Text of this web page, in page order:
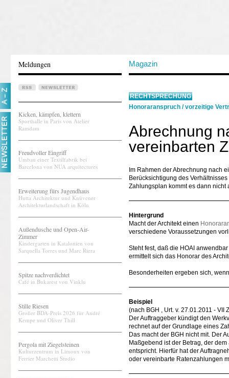
Meldungen Magazin
Kicken, kämpfen, klettern
Sporthalle in Paris von Atelier
Ramdam
Freudvoller Eingriff
Umbau einer Textilfabrik bei
Barcelona von NUA arquitectures
Erweiterung fürs Jugendhaus
Hutta Architektur und Knüvener
Architekturlandschaft in Köln
Außendusche und Open-Air-
Zimmer
Kindergarten in Katalonien von
Sarquella Torres und Marc Riera
Spitze nachverdichtet
Café in Bukarest von Vinklu
Stille Riesen
Großer BDA-Preis 2026 für André
Kempe und Oliver Thill
Pergola mit Ziegelsteinen
Kulturzentrum in Limoux von
Ferrier Marchetti Studio
RECHTSPRECHUNG
Honoraranspruch /vorzeitige
Abrechnung
vereinbarten
Im Rahmen der Abrechnung nach
Berücksichtigung des
Zahlungsplan kommt es dann
Hintergrund
Macht der Architekt einen
verschiedene Voraussetzungen
Steht fest, daß die HOAI
ermittelt sich das Honorar des
Besonderheiten ergeben sich,
Beispiel
(nach BGH , Urt. v. 27.01.2011 - VII
Der Auftraggeber kündigt den
rechnet auf der Grundlage eines
Das macht der BGH nicht mit. Der
Maßgebend ist der Betrag, der
entspricht. Hierfür hat der
oder vereinbarte Ratenzahlungen